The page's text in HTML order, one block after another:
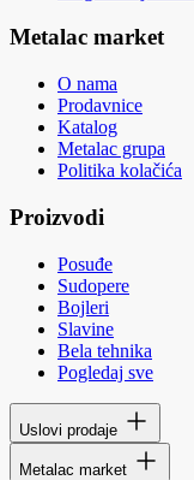
Metalac market
O nama
Prodavnice
Katalog
Metalac grupa
Politika kolačića
Proizvodi
Posuđe
Sudopere
Bojleri
Slavine
Bela tehnika
Pogledaj sve
Uslovi prodaje
Metalac market